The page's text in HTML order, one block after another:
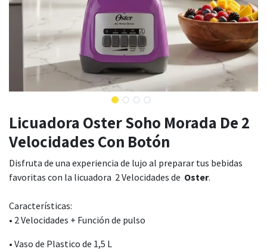
Licuadora Oster Soho Morada De 2
Velocidades Con Botón
Disfruta de una experiencia de lujo al preparar tus bebidas
favoritas con la licuadora 2 Velocidades de Oster.
Características:
• 2 Velocidades + Función de pulso
• Vaso de Plastico de 1,5 L